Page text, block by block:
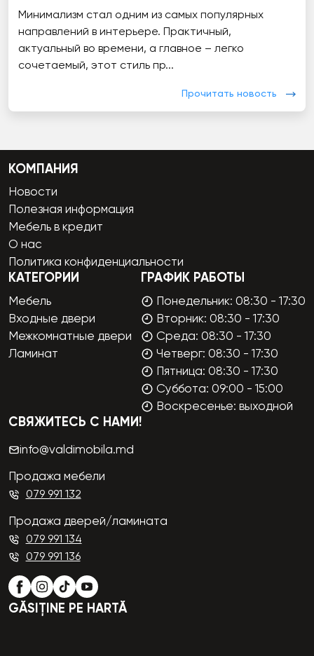
Минимализм стал одним из самых популярных
направлений в интерьере. Практичный,
актуальный во времени, а главное – легко
сочетаемый, этот стиль пр...
Прочитать новость
КОМПАНИЯ
Новости
Полезная информация
Мебель в кредит
О нас
Политика конфиденциальности
КАТЕГОРИИ
Мебель
Входные двери
Межкомнатные двери
Ламинат
ГРАФИК РАБОТЫ
Понедельник: 08:30 - 17:30
Вторник: 08:30 - 17:30
Среда: 08:30 - 17:30
Четверг: 08:30 - 17:30
Пятница: 08:30 - 17:30
Суббота: 09:00 - 15:00
Воскресенье: выходной
СВЯЖИТЕСЬ С НАМИ!
info@valdimobila.md
Продажа мебели
079 991 132
Продажа дверей/ламината
079 991 134
079 991 136
GĂSIȚINE PE HARTĂ